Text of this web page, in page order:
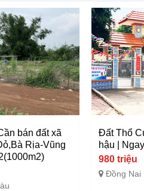
bán đất xã
Rịa-Vũng
Đất Thổ
hậu |
980 triệu
Đồng Nai